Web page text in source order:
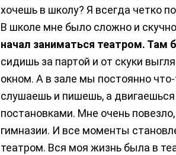
хочешь в школу? Я всегда четко
В школе мне было сложно и
начал заниматься театром. Там
сидишь за партой и от скуки
окном. А в зале мы постоянно
слушаешь и пишешь, а
постановками. Мне очень
гимназии. И все моменты
театром. Вся моя жизнь была в